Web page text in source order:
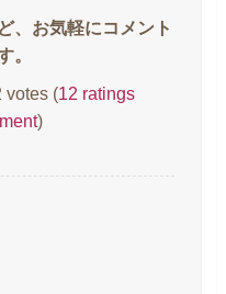
votes (12 ratings
)